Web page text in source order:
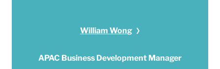
William Wong
APAC Business Development Manager